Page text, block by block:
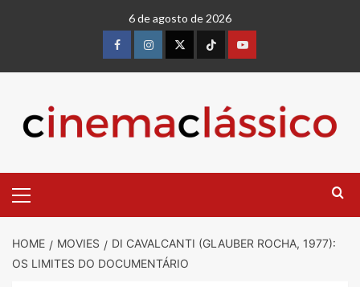
6 de agosto de 2026
HOME MOVIES
DI CAVALCANTI (GLAUBER ROCHA, 1977):
OS LIMITES DO DOCUMENTÁRIO